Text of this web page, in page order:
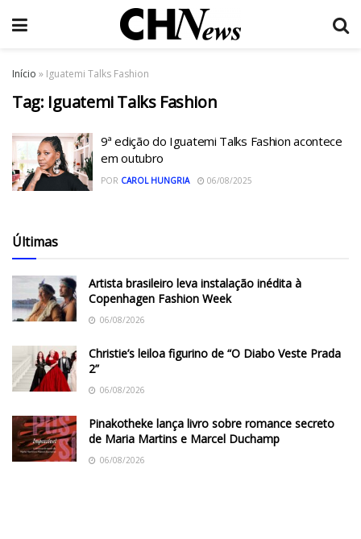
Início » Iguatemi Talks Fashion
Tag: Iguatemi Talks Fashion
9ª edição do Iguatemi Talks Fashion acontece
em outubro
POR CAROL HUNGRIA 06/08/2025
Últimas
Artista brasileiro leva instalação inédita à
Copenhagen Fashion Week
06/08/2026
Christie’s leiloa figurino de “O Diabo Veste Prada
2”
06/08/2026
Pinakotheke lança livro sobre romance secreto
de Maria Martins e Marcel Duchamp
06/08/2026